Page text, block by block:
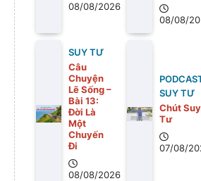
08/08/2026
08/08/
SUY TƯ
Câu
Chuyện
Lẽ Sống –
Bài 13:
Ðời Là
Một
Chuyến
Ði
08/08/2026
SUY TƯ
Chút Suy
Tư
07/08/